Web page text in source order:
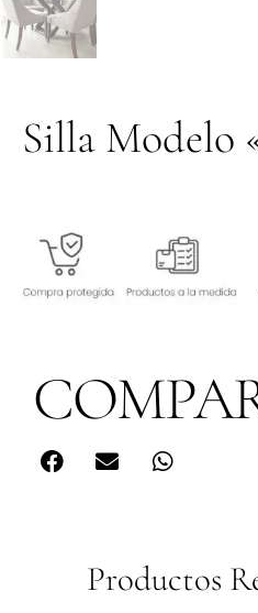
Silla Modelo
Productos